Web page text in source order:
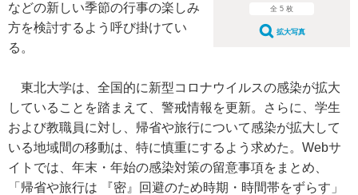
全 5 枚
拡大写真
などの新しい季節の行事の楽しみ
方を検討するよう呼び掛けてい
る。
東北大学は、全国的に新型コロナウイルスの感染が拡大
していることを踏まえて、警戒情報を更新。さらに、学生
および教職員に対し、帰省や旅行について感染が拡大して
いる地域間の移動は、特に慎重にするよう求めた。Webサ
イトでは、年末・年始の感染対策の留意事項をまとめ、
「帰省や旅行は 『密』回避のため時期・時間帯をずらす」